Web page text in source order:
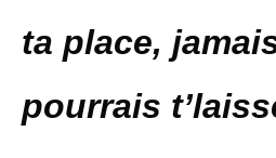
ta place,
pourrais